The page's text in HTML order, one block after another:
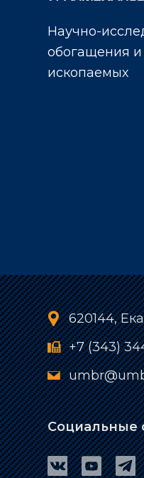
Научно-
обогащения и
ископаемых
620144,
+7 (343)
Социальные